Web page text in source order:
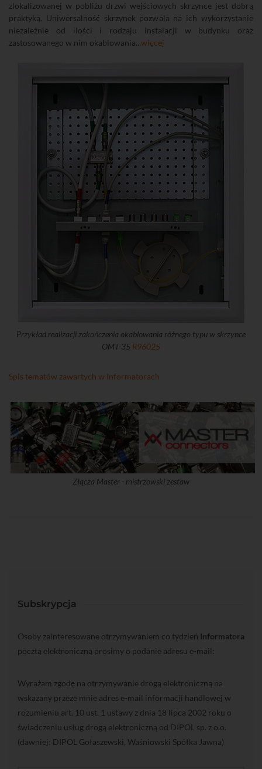
zlokalizowanej w pobliżu drzwi wejściowych skrzynce jest dobrą
praktyką. Uniwersalność skrzynek pozwala na ich wykorzystanie
niezależnie od ilości i rodzaju instalacji w budynku oraz
zastosowanego w nim okablowania...więcej
Przykład realizacji zakończenia okablowania różnego typu w skrzynce
OMT-35 R96025
Spis tematów zawartych w Informatorach
Złącza Master - mistrzowski zestaw
Subskrypcja
Osoby zainteresowane otrzymywaniem co tydzień Informatora
pocztą elektroniczną prosimy o podanie adresu e-mail:
Wyrażam zgodę na otrzymywanie drogą elektroniczną na
wskazany przeze mnie adres e-mail informacji handlowej w
rozumieniu art. 10 ust. 1 ustawy z dnia 18 lipca 2002 roku o
świadczeniu usług drogą elektroniczną od DIPOL sp. z o.o.
(dawniej: DIPOL Gołaszewski, Waśniowski Spółka Jawna)